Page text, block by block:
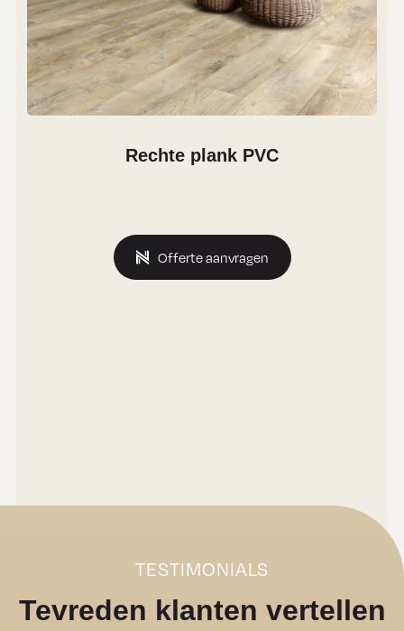
Rechte plank PVC
Offerte aanvragen
TESTIMONIALS
Tevreden klanten vertellen